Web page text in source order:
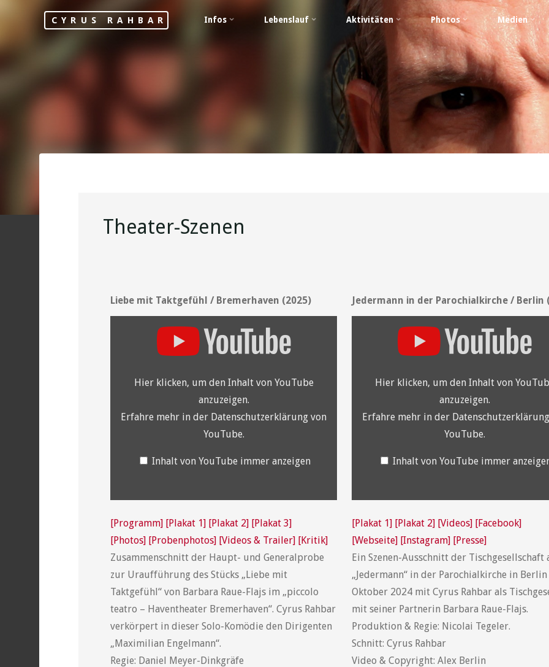
content
CYRUS RAHBAR Infos Lebenslauf Aktivitäten Photos Medien
Theater-Szenen
Liebe mit Taktgefühl / Bremerhaven (2025)
Hier klicken, um den Inhalt von YouTube
anzuzeigen.
Erfahre mehr in der Datenschutzerklärung von
YouTube.
Inhalt von YouTube immer anzeigen
[Programm] [Plakat 1] [Plakat 2] [Plakat 3]
[Photos] [Probenphotos] [Videos & Trailer] [Kritik]
Zusammenschnitt der Haupt- und Generalprobe
zur Uraufführung des Stücks „Liebe mit
Taktgefühl“ von Barbara Raue-Flajs im „piccolo
teatro – Haventheater Bremerhaven“. Cyrus Rahbar
verkörpert in dieser Solo-Komödie den Dirigenten
„Maximilian Engelmann“.
Regie: Daniel Meyer-Dinkgräfe
Jedermann in der Parochialkirche / Berlin
Hier klicken, um den Inhalt von
anzuzeigen.
Erfahre mehr in der
YouTube.
Inhalt von YouTube immer
[Plakat 1] [Plakat 2] [Videos] [Facebook]
[Webseite] [Instagram] [Presse]
Ein Szenen-Ausschnitt der Tischgesellschaft
„Jedermann“ in der Parochialkirche in
Oktober 2024 mit Cyrus Rahbar als
mit seiner Partnerin Barbara Raue-Flajs.
Produktion & Regie: Nicolai Tegeler.
Schnitt: Cyrus Rahbar
Video & Copyright: Alex Berlin